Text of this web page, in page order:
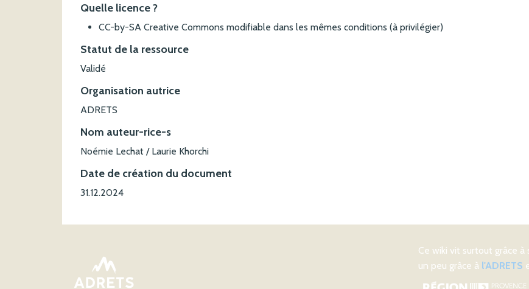
Quelle licence ?
CC-by-SA Creative Commons modifiable dans les mêmes conditions (à privilégier)
Statut de la ressource
Validé
Organisation autrice
ADRETS
Nom auteur-rice-s
Noémie Lechat / Laurie Khorchi
Date de création du document
31.12.2024
Ce wiki vit surtout grâce à
un peu grâce à l'ADRETS